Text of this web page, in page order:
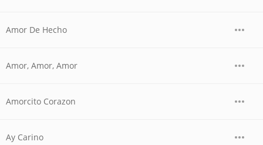
Amor De Hecho
Amor, Amor, Amor
Amorcito Corazon
Ay Carino